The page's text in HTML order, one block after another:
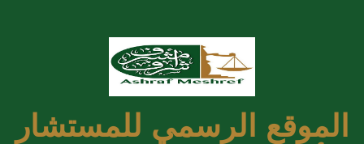
الموقع الرسمي للمستشار